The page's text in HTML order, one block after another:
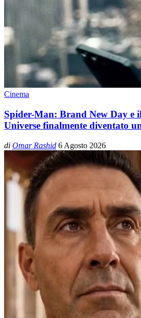
Cinema
Spider-Man: Brand New Day e
Universe finalmente diventato
di Omar Rashid 6 Agosto 2026